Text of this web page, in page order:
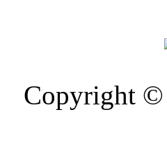
Copyright ©